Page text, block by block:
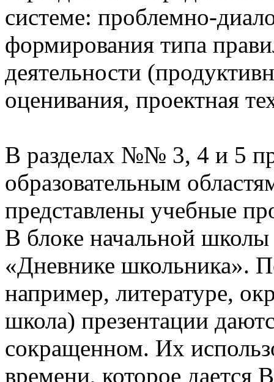
системе: проблемно-
формирования типа
деятельности
оценивания, проектная
В разделах №№ 3, 4 и 5
образовательным
представлены учебные
В блоке начальной
«Дневнике школьника».
например, литературе,
школа) презентации
сокращенном. Их
времени, которое дается